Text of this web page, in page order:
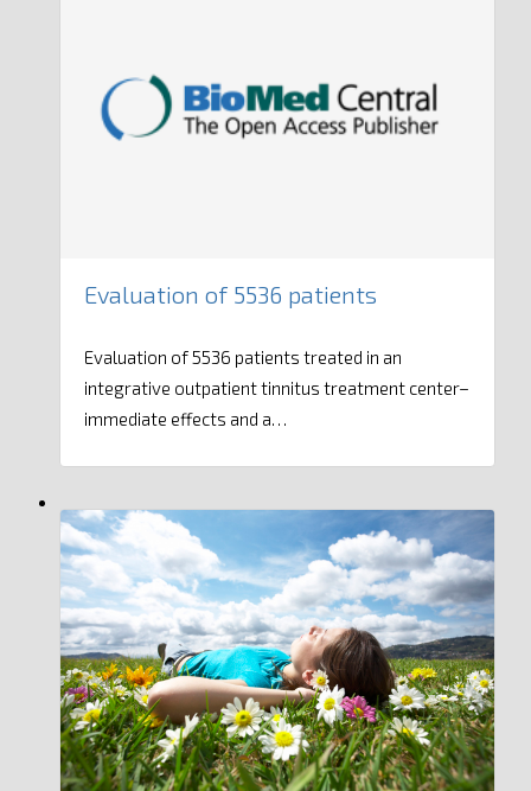
Evaluation of 5536 patients
Evaluation of 5536 patients treated in an
integrative outpatient tinnitus treatment center–
immediate effects and a…